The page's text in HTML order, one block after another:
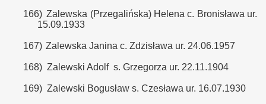
166) Zalewska (Przegalińska) Helena c. Bronisława ur.
15.09.1933
167) Zalewska Janina c. Zdzisława ur. 24.06.1957
168) Zalewski Adolf s. Grzegorza ur. 22.11.1904
169) Zalewski Bogusław s. Czesława ur. 16.07.1930